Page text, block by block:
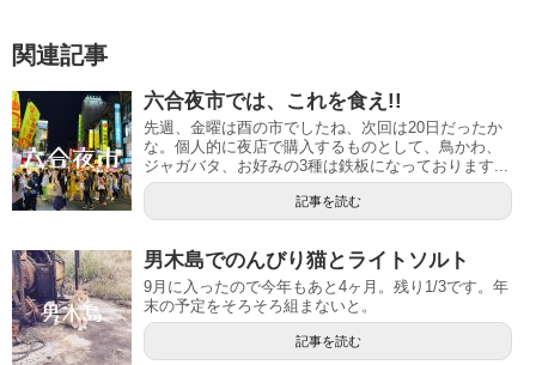
関連記事
六合夜市では、これを食え!!
先週、金曜は酉の市でしたね、次回は20日だったか
な。個人的に夜店で購入するものとして、鳥かわ、
ジャガバタ、お好みの3種は鉄板になっております...
記事を読む
男木島でのんびり猫とライトソルト
9月に入ったので今年もあと4ヶ月。残り1/3です。年
末の予定をそろそろ組まないと。
記事を読む